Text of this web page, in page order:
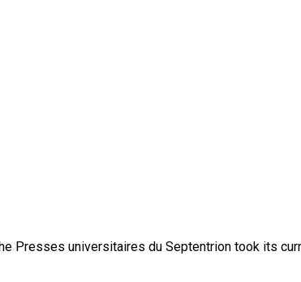
Presses universitaires du Septentrion took its